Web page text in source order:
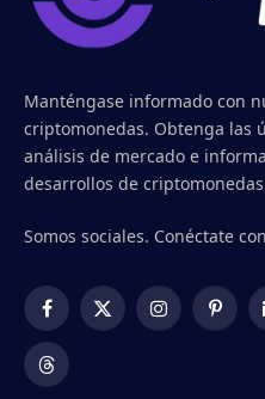
Manténgase informado con
criptomonedas. Obtenga las
análisis de mercado e
desarrollos de
Somos sociales. Conéctate
Facebook
X
Instagram
Threads